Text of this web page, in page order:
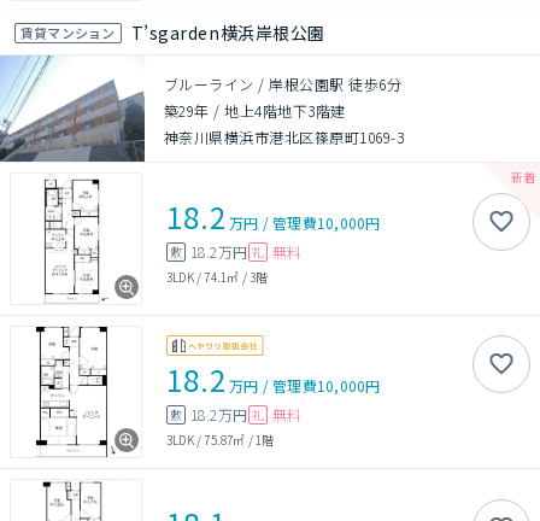
賃貸マンション T’sgarden横浜岸根公園
ブルーライン / 岸根公園駅 徒歩6分
築29年 /地上4階地下3階建
神奈川県横浜市港北区篠原町1069-3
18.2 万円 /管理費10,000円
敷 18.2万円 礼 無料
3LDK/74.1㎡ /3階
18.2 万円 /管理費10,000円
敷 18.2万円 礼 無料
3LDK/75.87㎡ /1階